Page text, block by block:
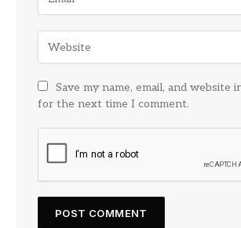
Save my name, email, and website
for the next time I comment.